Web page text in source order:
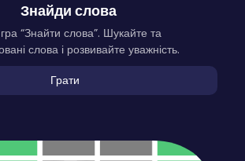
Знайди слова
“Знайти слова”. Шукайте та
слова і розвивайте уважність.
Грати